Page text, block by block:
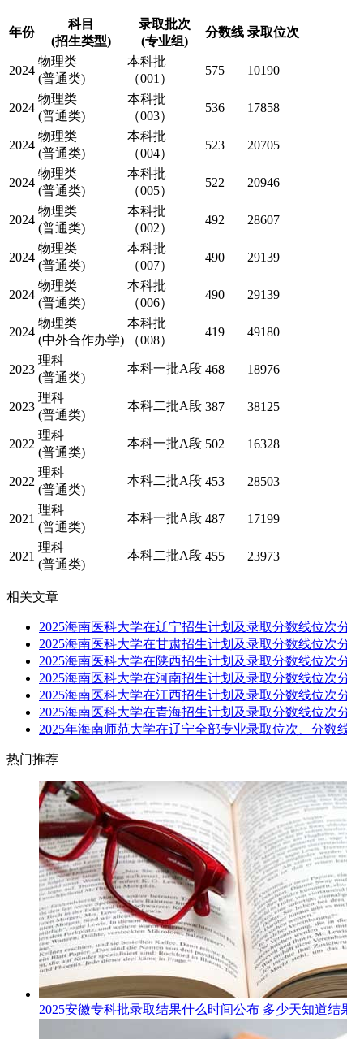
年份
科目
(招生类型)
录取批次
(专业组)
分数线 录取位次
2024
物理类
(普通类)
本科批
（001）
575 10190
2024
物理类
(普通类)
本科批
（003）
536 17858
2024
物理类
(普通类)
本科批
（004）
523 20705
2024
物理类
(普通类)
本科批
（005）
522 20946
2024
物理类
(普通类)
本科批
（002）
492 28607
2024
物理类
(普通类)
本科批
（007）
490 29139
2024
物理类
(普通类)
本科批
（006）
490 29139
2024
物理类
(中外合作办学)
本科批
（008）
419 49180
2023
理科
(普通类)
本科一批A段 468 18976
2023
理科
(普通类)
本科二批A段 387 38125
2022
理科
(普通类)
本科一批A段 502 16328
2022
理科
(普通类)
本科二批A段 453 28503
2021
理科
(普通类)
本科一批A段 487 17199
2021
理科
(普通类)
本科二批A段 455 23973
相关文章
2025海南医科大学在辽宁招生计划及录取分数线位次
2025海南医科大学在甘肃招生计划及录取分数线位次
2025海南医科大学在陕西招生计划及录取分数线位次
2025海南医科大学在河南招生计划及录取分数线位次
2025海南医科大学在江西招生计划及录取分数线位次
2025海南医科大学在青海招生计划及录取分数线位次
2025年海南师范大学在辽宁全部专业录取位次、分数
热门推荐
2025安徽专科批录取结果什么时间公布 多少天知道结